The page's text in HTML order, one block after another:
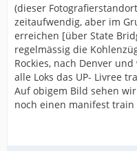
(dieser
zeitaufwendig, aber im
erreichen [über State
regelmässig die
Rockies, nach Denver
alle Loks das UP- Livree
Auf obigem Bild sehen
noch einen manifest train